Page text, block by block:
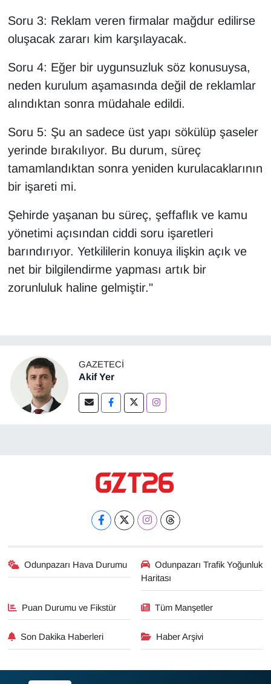
Soru 3: Reklam veren firmalar mağdur edilirse
oluşacak zararı kim karşılayacak.
Soru 4: Eğer bir uygunsuzluk söz konusuysa,
neden kurulum aşamasında değil de reklamlar
alındıktan sonra müdahale edildi.
Soru 5: Şu an sadece üst yapı sökülüp şaseler
yerinde bırakılıyor. Bu durum, süreç
tamamlandıktan sonra yeniden kurulacaklarının
bir işareti mi.
Şehirde yaşanan bu süreç, şeffaflık ve kamu
yönetimi açısından ciddi soru işaretleri
barındırıyor. Yetkililerin konuya ilişkin açık ve
net bir bilgilendirme yapması artık bir
zorunluluk haline gelmiştir."
GAZETECI
Akif Yer
Odunpazarı Hava Durumu
Odunpazarı Trafik Yoğunluk
Haritası
Puan Durumu ve Fikstür Tüm Manşetler
Son Dakika Haberleri Haber Arşivi